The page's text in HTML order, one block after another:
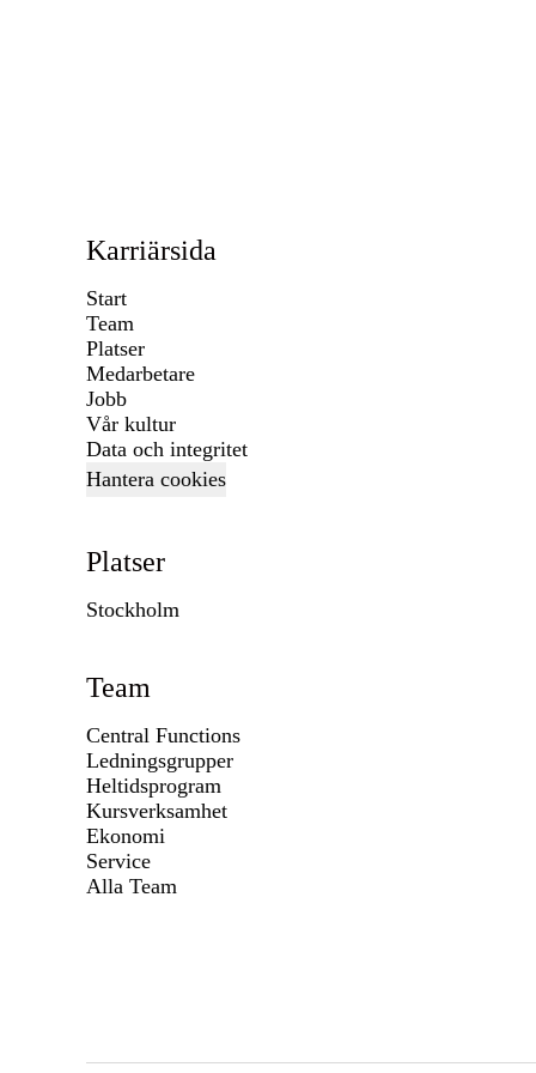
Karriärsida
Start
Team
Platser
Medarbetare
Jobb
Vår kultur
Data och integritet
Hantera cookies
Platser
Stockholm
Team
Central Functions
Ledningsgrupper
Heltidsprogram
Kursverksamhet
Ekonomi
Service
Alla Team